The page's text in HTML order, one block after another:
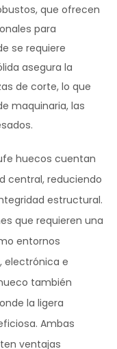
que ofrecen
para
se requiere
asegura la
de corte, lo que
maquinaria, las
huecos cuentan
central, reduciendo
estructural.
que requieren una
entornos
electrónica e
también
la ligera
Ambas
ventajas